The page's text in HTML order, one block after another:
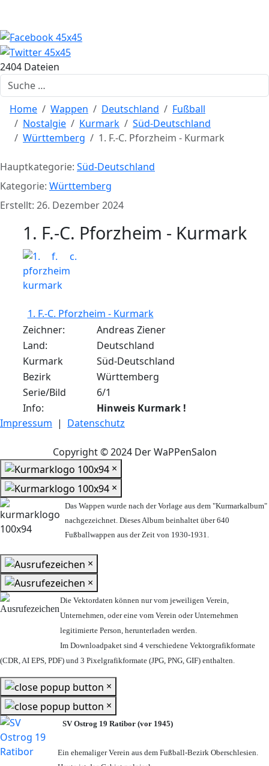
2404 Dateien
Suchen
Home Wappen Deutschland
Fußball
Nostalgie
Kurmark
Süd-Deutschland
Württemberg
1. F.-C. Pforzheim - Kurmark
Hauptkategorie: Süd-Deutschland
Kategorie: Württemberg
Erstellt: 26. Dezember 2024
1. F.-C. Pforzheim - Kurmark
1. F.-C. Pforzheim - Kurmark
Zeichner:
Andreas Ziener
Land:
Deutschland
Kurmark
Süd-Deutschland
Bezirk
Württemberg
Serie/Bild
6/1
Info:
Hinweis Kurmark !
Impressum | Datenschutz
Copyright © 2024 Der WaPPenSalon
×
×
Das Wappen wurde nach der Vorlage aus dem "Kurmarkalbum"
nachgezeichnet. Dieses Album beinhaltet über 640
Fußballwappen aus der Zeit von 1930-1931.
×
×
Die Vektordaten können nur vom jeweiligen Verein,
Unternehmen, oder eine vom Verein oder Unternehmen
legitimierte Person, herunterladen werden.
Im Downloadpaket sind 4 verschiedene Vektorgrafikformate
(CDR, AI EPS, PDF) und 3 Pixelgrafikformate (JPG, PNG, GIF) enthalten.
×
×
SV Ostrog 19 Ratibor (vor 1945)
Ein ehemaliger Verein aus dem Fußball-Bezirk Oberschlesien.